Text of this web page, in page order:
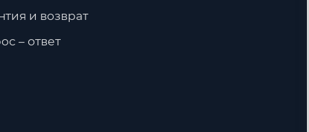
и возврат
– ответ